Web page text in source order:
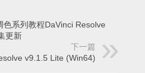
色系列教程DaVinci Resolve
更新
下一篇
v9.1.5 Lite (Win64)